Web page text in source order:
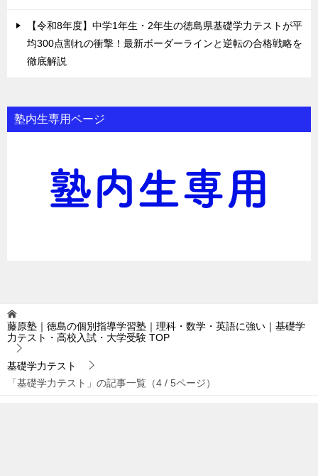
【令和8年度】中学1年生・2年生の徳島県基礎学力テストが平
均300点割れの衝撃！最新ボーダーラインと逆転の合格戦略を
徹底解説
塾内生専用ページ
藤原塾｜徳島の個別指導学習塾｜理科・数学・英語に強い｜基礎学
力テスト・高校入試・大学受験 TOP
基礎学力テスト
「基礎学力テスト」の記事一覧（4 / 5ページ）